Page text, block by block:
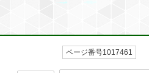
ページ番号1017461